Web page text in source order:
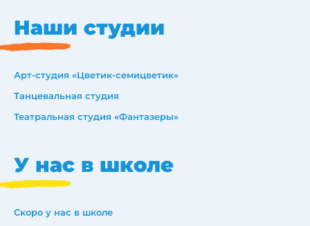
Наши студии
Арт-студия «Цветик-семицветик»
Танцевальная студия
Театральная студия «Фантазеры»
У нас в школе
Скоро у нас в школе